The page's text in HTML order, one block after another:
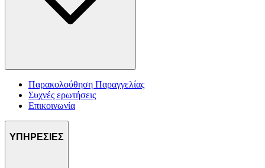
Παρακολούθηση Παραγγελίας
Συχνές ερωτήσεις
Επικοινωνία
ΥΠΗΡΕΣΙΕΣ